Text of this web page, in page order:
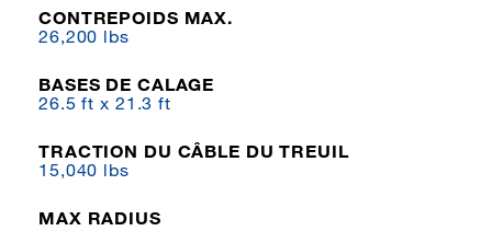
CONTREPOIDS MAX.
26,200 lbs
BASES DE CALAGE
26.5 ft x 21.3 ft
TRACTION DU CÂBLE DU TREUIL
15,040 lbs
MAX RADIUS